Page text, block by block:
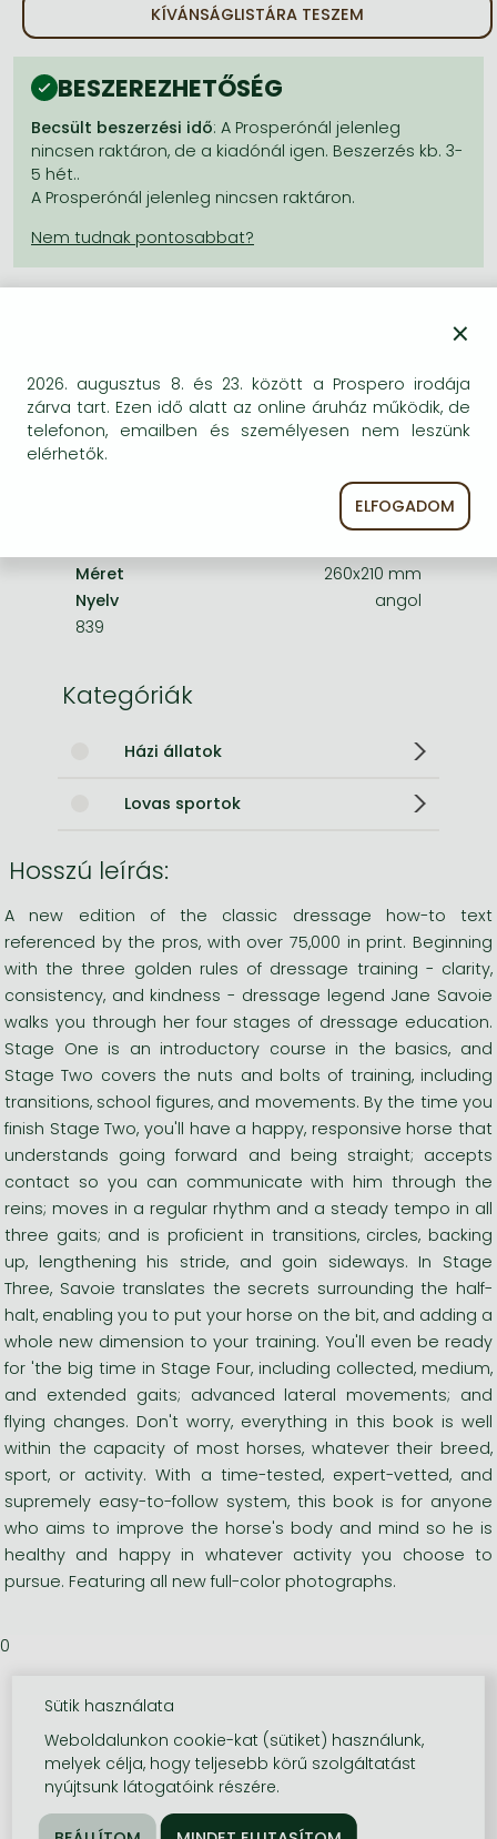
KÍVÁNSÁGLISTÁRA TESZEM
BESZEREZHETŐSÉG
Becsült beszerzési idő: A Prosperónál jelenleg
nincsen raktáron, de a kiadónál igen. Beszerzés kb. 3-
5 hét..
A Prosperónál jelenleg nincsen raktáron.
Kiadó
Trafalgar Square Books
Megjelenés dátuma
2025. szeptember 9.
9781646012169
Puhakötés
Méret
260x210 mm
Nyelv
angol
839
Kategóriák
Házi állatok
Lovas sportok
Hosszú leírás:
A new edition of the classic dressage how-to text
referenced by the pros, with over 75,000 in print. Beginning
with the three golden rules of dressage training - clarity,
consistency, and kindness - dressage legend Jane Savoie
walks you through her four stages of dressage education.
Stage One is an introductory course in the basics, and
Stage Two covers the nuts and bolts of training, including
transitions, school figures, and movements. By the time you
finish Stage Two, you'll have a happy, responsive horse that
understands going forward and being straight; accepts
contact so you can communicate with him through the
reins; moves in a regular rhythm and a steady tempo in all
three gaits; and is proficient in transitions, circles, backing
up, lengthening his stride, and goin sideways. In Stage
Three, Savoie translates the secrets surrounding the half-
halt, enabling you to put your horse on the bit, and adding a
whole new dimension to your training. You'll even be ready
for 'the big time in Stage Four, including collected, medium,
and extended gaits; advanced lateral movements; and
flying changes. Don't worry, everything in this book is well
within the capacity of most horses, whatever their breed,
sport, or activity. With a time-tested, expert-vetted, and
supremely easy-to-follow system, this book is for anyone
who aims to improve the horse's body and mind so he is
healthy and happy in whatever activity you choose to
pursue. Featuring all new full-color photographs.
0
×
2026. augusztus 8. és 23. között a Prospero irodája
zárva tart. Ezen idő alatt az online áruház működik, de
telefonon, emailben és személyesen nem leszünk
elérhetők.
ELFOGADOM
Sütik használata
Weboldalunkon cookie-kat (sütiket) használunk,
melyek célja, hogy teljesebb körű szolgáltatást
nyújtsunk látogatóink részére.